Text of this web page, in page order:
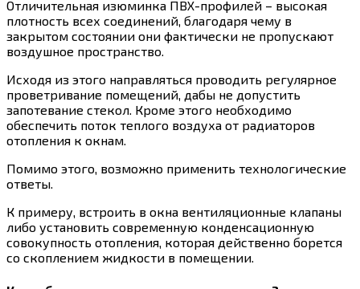
Отличительная изюминка ПВХ-профилей – высокая
плотность всех соединений, благодаря чему в
закрытом состоянии они фактически не пропускают
воздушное пространство.
Исходя из этого направляться проводить регулярное
проветривание помещений, дабы не допустить
запотевание стекол. Кроме этого необходимо
обеспечить поток теплого воздуха от радиаторов
отопления к окнам.
Помимо этого, возможно применить технологические
ответы.
К примеру, встроить в окна вентиляционные клапаны
либо установить современную конденсационную
совокупность отопления, которая действенно борется
со скоплением жидкости в помещении.